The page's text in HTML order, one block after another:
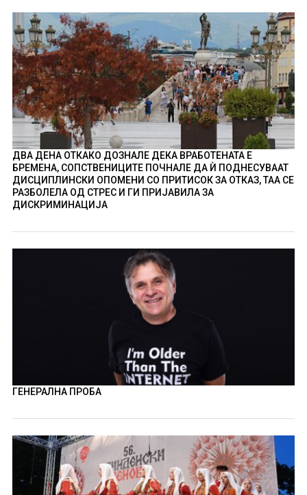
ДВА ДЕНА ОТКАКО ДОЗНАЛЕ ДЕКА ВРАБОТЕНАТА Е
БРЕМЕНА, СОПСТВЕНИЦИТЕ ПОЧНАЛЕ ДА Ѝ ПОДНЕСУВААТ
ДИСЦИПЛИНСКИ ОПОМЕНИ СО ПРИТИСОК ЗА ОТКАЗ, ТАА СЕ
РАЗБОЛЕЛА ОД СТРЕС И ГИ ПРИЈАВИЛА ЗА
ДИСКРИМИНАЦИЈА
ГЕНЕРАЛНА ПРОБА